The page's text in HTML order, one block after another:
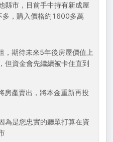
縣市，目前手中持有新成屋
多，購入價格約1600多萬
，期待未來5年後房屋價值上
但資金會先繼續被卡住直到
房產賣出，將本金重新再投
為是您忠實的聽眾打算在資